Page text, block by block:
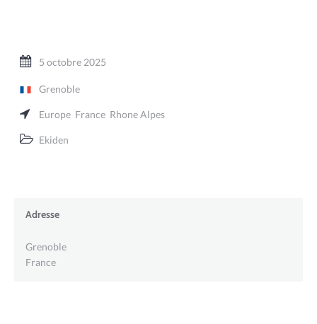
5 octobre 2025
Grenoble
Europe France Rhone Alpes
Ekiden
Adresse
Grenoble
France